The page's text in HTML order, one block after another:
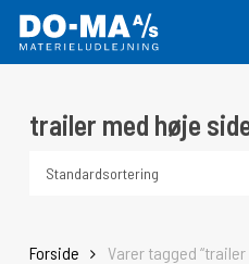
Skip
main
trailer med høje
Forside Varer tagged